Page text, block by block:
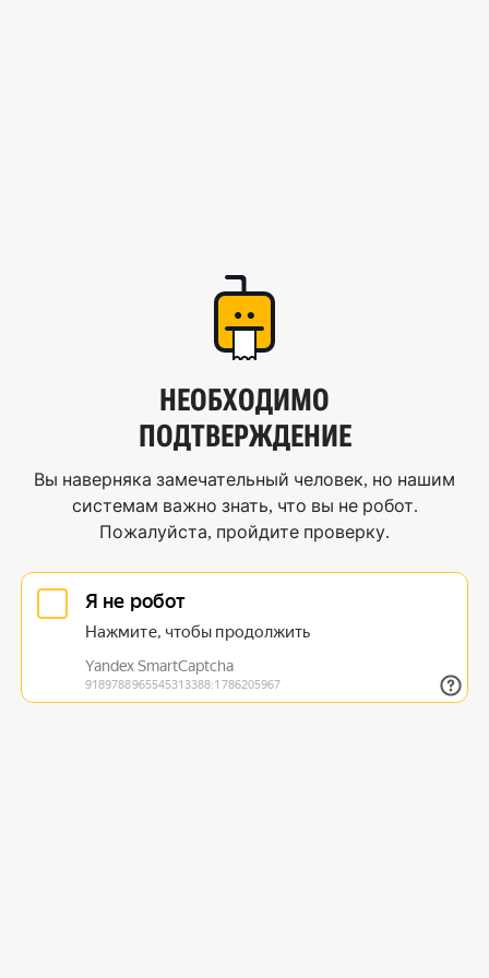
НЕОБХОДИМО
ПОДТВЕРЖДЕНИЕ
Вы наверняка замечательный человек, но нашим
системам важно знать, что вы не робот.
Пожалуйста, пройдите проверку.